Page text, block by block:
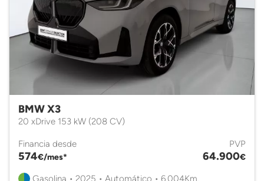
BMW X3
20 xDrive 153 kW (208 CV)
Financia desde
574€/mes*
PVP
64.900€
Gasolina • 2025 • Automático • 6.004Km.